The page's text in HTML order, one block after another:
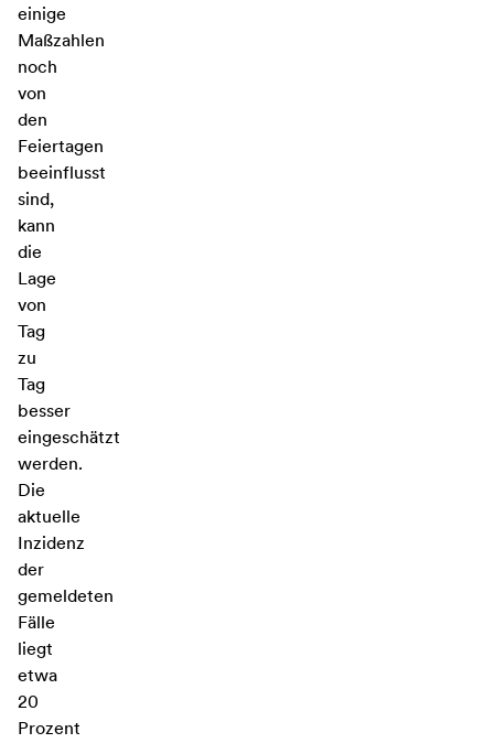
einige
Maßzahlen
noch
von
den
Feiertagen
beeinflusst
sind,
kann
die
Lage
von
Tag
zu
Tag
besser
eingeschätzt
werden.
Die
aktuelle
Inzidenz
der
gemeldeten
Fälle
liegt
etwa
20
Prozent